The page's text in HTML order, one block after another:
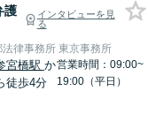
護
インタビューを見
る
律事務所 東京事務所
宮橋駅 か
徒歩4分
営業時間：09:00~
19:00（平日）